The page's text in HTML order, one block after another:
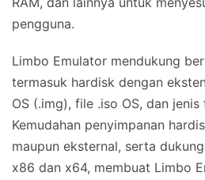
pengguna.
Limbo Emulator mendukung
termasuk hardisk dengan
OS (.img), file .iso OS, dan jenis
Kemudahan penyimpanan
maupun eksternal, serta
x86 dan x64, membuat Limbo